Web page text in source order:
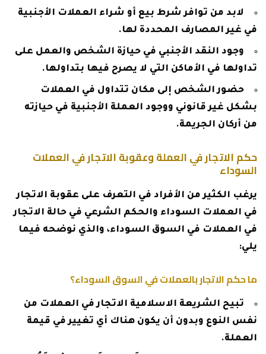
لابد من توافر شرط بيع أو شراء العملات الأجنبية
في غير المصارف المحددة لها.
وجود النقد الأجنبي في حيازة الشخص والعمل على
تداولها في الأماكن التي لا يصرح فيها بتداولها.
حضور الشخص إلى مكان تتداول في العملات
بشكل غير قانوني ووجود العملة الأجنبية في حيازته
من أركان الجريمة.
حكم الاتجار في العملة وعقوبة الاتجار في العملات
السوداء
يرغب الكثير من الأفراد في التعرف على عقوبة الاتجار
في العملات السوداء والحكم الشرعي في حالة الاتجار
في العملات في السوق السوداء، والذي نوضحه فيما
يلي:
ما حكم الاتجار بالعملات في السوق السوداء؟
تبيح الشريعة الاسلامية الاتجار في العملات من
نفس النوع وبدون أن يكون هناك أي تغيير في قيمة
العملة.